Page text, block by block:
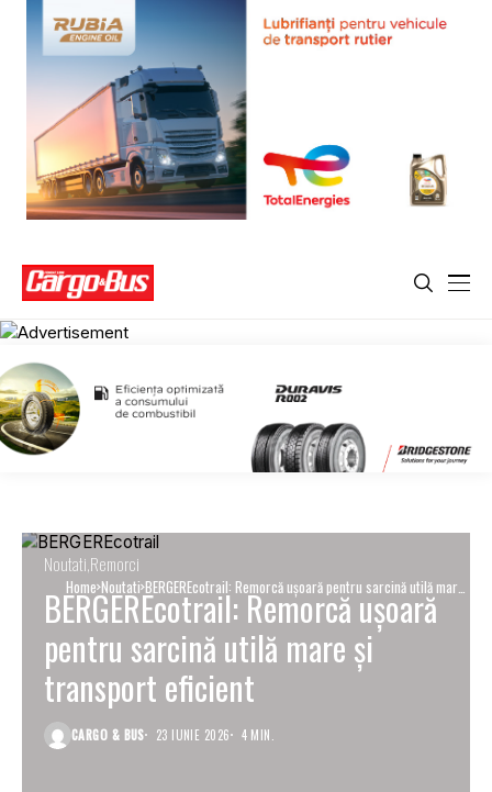
Home Noutati BERGEREcotrail: Remorcă ușoară pentru sarcină utilă mare
și transport eficient
Noutati Remorci
BERGEREcotrail: Remorcă ușoară
pentru sarcină utilă mare și
transport eficient
CARGO & BUS 23 IUNIE 2026 4 MIN.